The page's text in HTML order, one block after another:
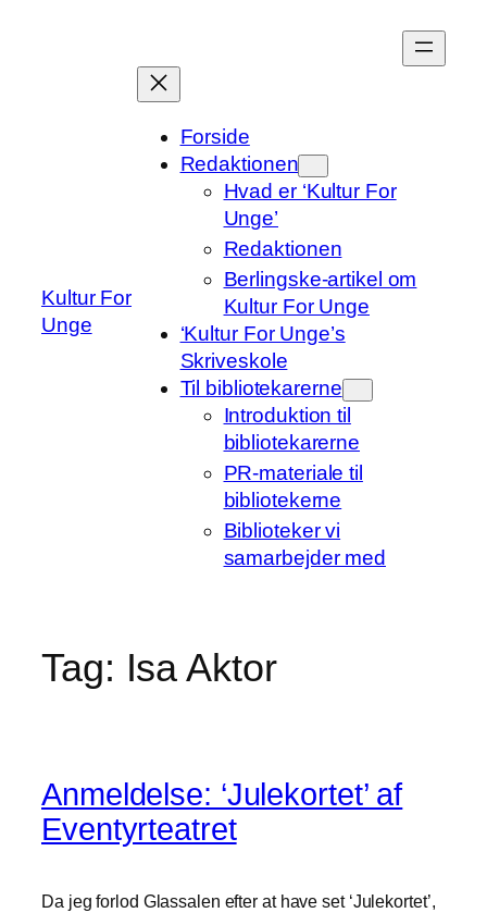
Kultur For
Unge
Forside
Redaktionen
Hvad er ‘Kultur For
Unge’
Redaktionen
Berlingske-artikel om
Kultur For Unge
‘Kultur For Unge’s
Skriveskole
Til bibliotekarerne
Introduktion til
bibliotekarerne
PR-materiale til
bibliotekerne
Biblioteker vi
samarbejder med
Tag: Isa Aktor
Anmeldelse: ‘Julekortet’ af
Eventyrteatret
Da jeg forlod Glassalen efter at have set ‘Julekortet’,